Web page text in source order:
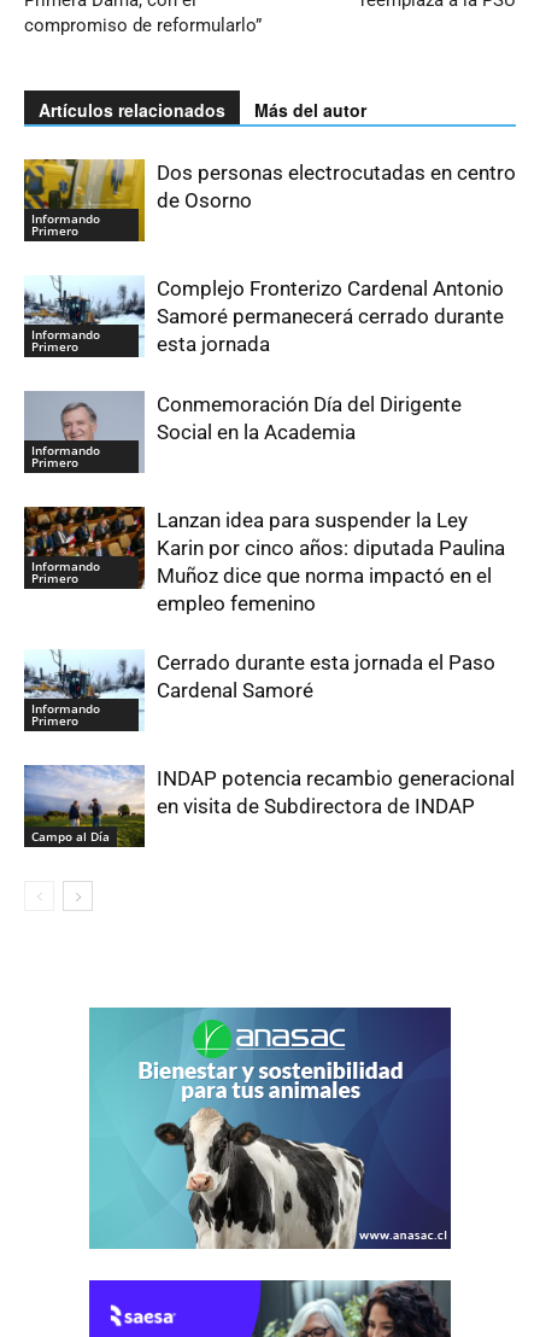
compromiso de reformularlo”
Artículos relacionados Más del autor
Informando
Primero
Dos personas electrocutadas en centro
de Osorno
Informando
Primero
Complejo Fronterizo Cardenal Antonio
Samoré permanecerá cerrado durante
esta jornada
Informando
Primero
Conmemoración Día del Dirigente
Social en la Academia
Informando
Primero
Lanzan idea para suspender la Ley
Karin por cinco años: diputada Paulina
Muñoz dice que norma impactó en el
empleo femenino
Informando
Primero
Cerrado durante esta jornada el Paso
Cardenal Samoré
Campo al Día
INDAP potencia recambio generacional
en visita de Subdirectora de INDAP